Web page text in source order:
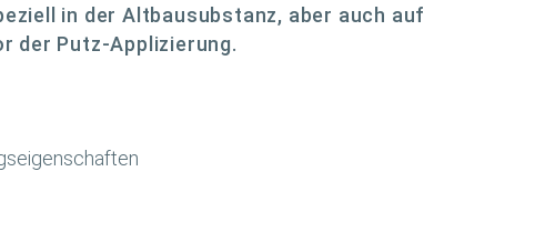
in der Altbausubstanz, aber auch auf
der Putz-Applizierung.